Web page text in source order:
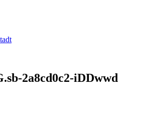
2a8cd0c2-iDDwwd